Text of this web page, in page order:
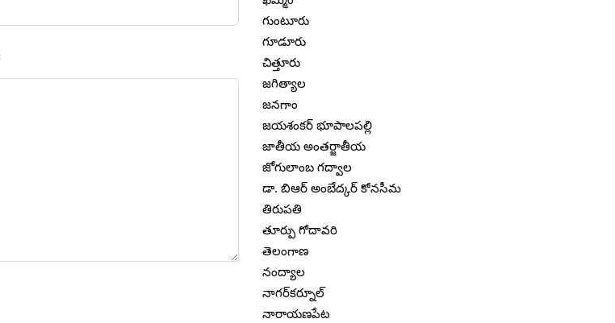
గుంటూరు
గూడూరు
చిత్తూరు
జగిత్యాల
జనగాం
జయశంకర్ భూపాలపల్లి
జాతీయ అంతర్జాతీయ
జోగులాంబ గద్వాల
డా. బిఆర్ అంబేద్కర్ కోనసీమ
తిరుపతి
తూర్పు గోదావరి
తెలంగాణ
నంద్యాల
నాగర్‌కర్నూల్
నారాయణపేట